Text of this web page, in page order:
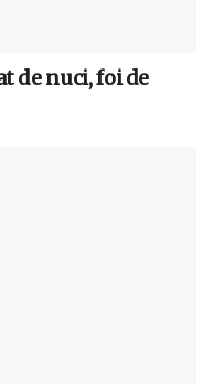
de nuci, foi de